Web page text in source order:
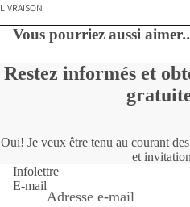
LIVRAISON
Vous pourriez aussi aimer
Restez informés et
Oui! Je veux être tenu au courant
et
Infolettre
E-mail